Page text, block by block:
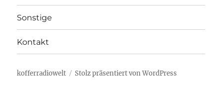
Sonstige
Kontakt
kofferradiowelt Stolz präsentiert von WordPress